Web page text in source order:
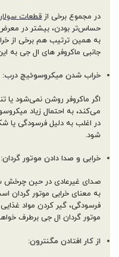
در مجموع برخی ازقطعات
حساس‌تر بودن، بیشتر در
به همین ترتیب هم برخی از
جانبی ماکروفر های ال جی به
خراب شدن میکروسوئیچ درب:
اگر ماکروفر روشن نمی‌شود یا
می‌کند، به احتمال زیاد
در اغلب به دلیل فرسودگی یا
شود.
خرابی و صدا دادن موتور گردان:
صدای غیرعادی در حین چرخش
به معنای خرابی موتور گردان
فرسودگی، گیر کردن مواد
موتور گردان ال جی برطرف
از کار افتادن مگنترون: